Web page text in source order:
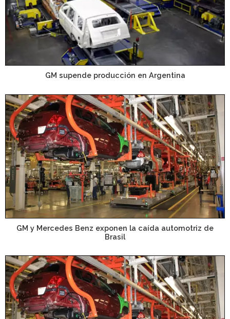
GM supende producción en Argentina
GM y Mercedes Benz exponen la caída automotriz de
Brasil